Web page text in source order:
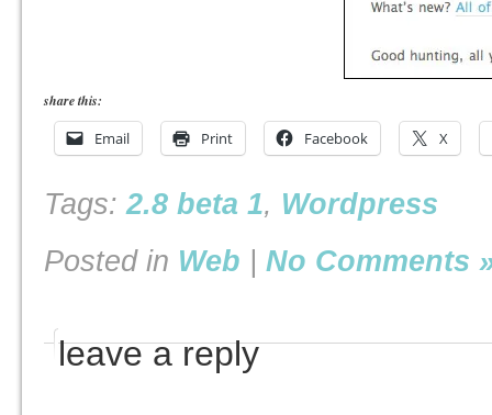
share this:
Email Print Facebook X
Tags:2.8 beta 1, Wordpress
Posted in Web No Comments
leave a reply